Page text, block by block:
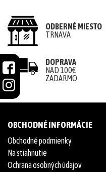
ODBERNÉ MIESTO
TRNAVA
DOPRAVA
NAD 100€
ZADARMO
OBCHODNÉ INFORMÁCIE
Obchodné podmienky
Na stiahnutie
Ochrana osobných údajov